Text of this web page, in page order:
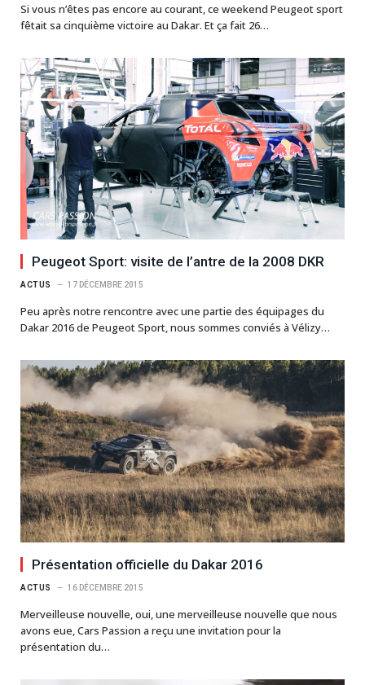
Si vous n’êtes pas encore au courant, ce weekend Peugeot sport
fêtait sa cinquième victoire au Dakar. Et ça fait 26…
Peugeot Sport: visite de l’antre de la 2008 DKR
ACTUS 17 DÉCEMBRE 2015
Peu après notre rencontre avec une partie des équipages du
Dakar 2016 de Peugeot Sport, nous sommes conviés à Vélizy…
Présentation officielle du Dakar 2016
ACTUS 16 DÉCEMBRE 2015
Merveilleuse nouvelle, oui, une merveilleuse nouvelle que nous
avons eue, Cars Passion a reçu une invitation pour la
présentation du…